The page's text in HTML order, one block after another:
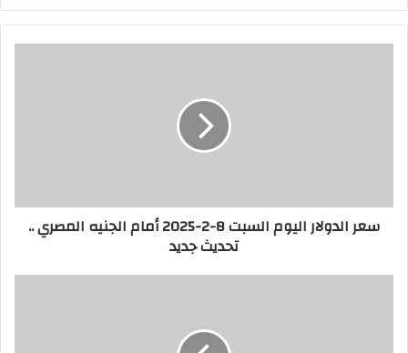
سعر الدولار اليوم السبت 8-2-2025 أمام الجنيه المصري ..
تحديث جديد